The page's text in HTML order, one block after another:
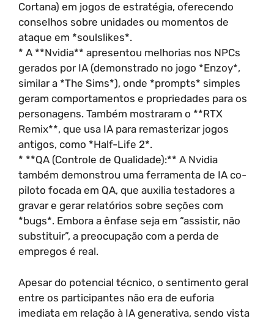
Cortana) em jogos de estratégia, oferecendo
conselhos sobre unidades ou momentos de
ataque em *soulslikes*.
* A **Nvidia** apresentou melhorias nos NPCs
gerados por IA (demonstrado no jogo *Enzoy*,
similar a *The Sims*), onde *prompts* simples
geram comportamentos e propriedades para os
personagens. Também mostraram o **RTX
Remix**, que usa IA para remasterizar jogos
antigos, como *Half-Life 2*.
* **QA (Controle de Qualidade):** A Nvidia
também demonstrou uma ferramenta de IA co-
piloto focada em QA, que auxilia testadores a
gravar e gerar relatórios sobre seções com
*bugs*. Embora a ênfase seja em “assistir, não
substituir”, a preocupação com a perda de
empregos é real.
Apesar do potencial técnico, o sentimento geral
entre os participantes não era de euforia
imediata em relação à IA generativa, sendo vista